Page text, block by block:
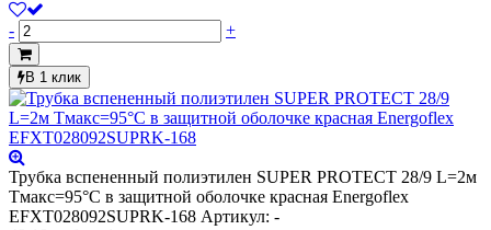
- +
В 1 клик
Трубка вспененный полиэтилен SUPER PROTECT 28/9 L=2м
Тмакс=95°C в защитной оболочке красная Energoflex
EFXT028092SUPRK-168 Артикул: -